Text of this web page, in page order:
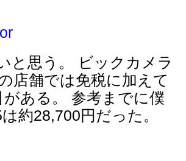
と思う。 ビックカメラ
店舗では免税に加えて
ある。 参考までに僕
約28,700円だった。